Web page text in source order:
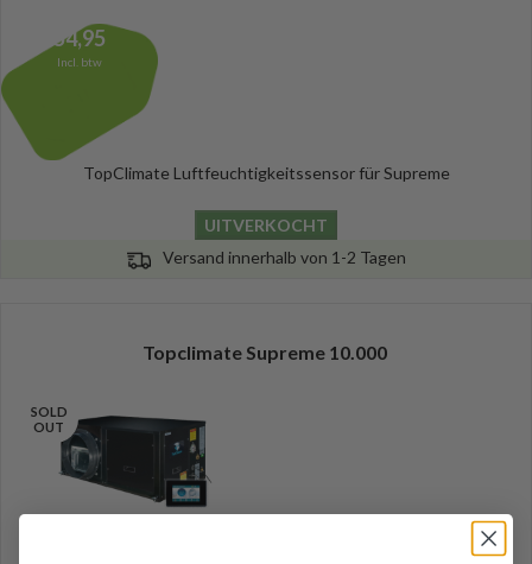
54,95
Incl. btw
TopClimate Luftfeuchtigkeitssensor für Supreme
UITVERKOCHT
Versand innerhalb von 1-2 Tagen
Topclimate Supreme 10.000
SOLD
OUT